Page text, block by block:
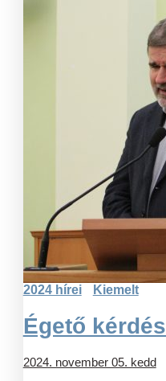
2024 hírei Kiemelt
Égető
2024. november 05. kedd